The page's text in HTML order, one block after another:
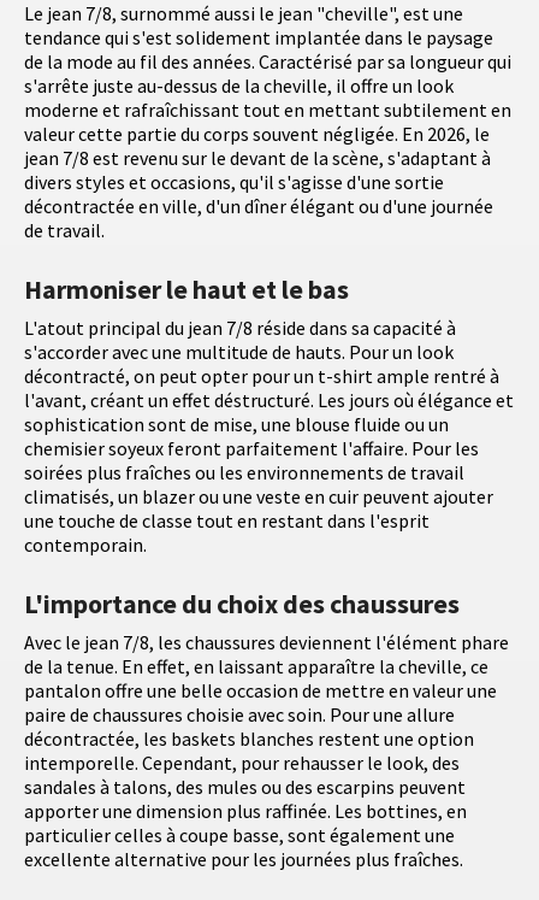
Le jean 7/8, surnommé aussi le jean "cheville", est une
tendance qui s'est solidement implantée dans le paysage
de la mode au fil des années. Caractérisé par sa longueur qui
s'arrête juste au-dessus de la cheville, il offre un look
moderne et rafraîchissant tout en mettant subtilement en
valeur cette partie du corps souvent négligée. En 2026, le
jean 7/8 est revenu sur le devant de la scène, s'adaptant à
divers styles et occasions, qu'il s'agisse d'une sortie
décontractée en ville, d'un dîner élégant ou d'une journée
de travail.
Harmoniser le haut et le bas
L'atout principal du jean 7/8 réside dans sa capacité à
s'accorder avec une multitude de hauts. Pour un look
décontracté, on peut opter pour un t-shirt ample rentré à
l'avant, créant un effet déstructuré. Les jours où élégance et
sophistication sont de mise, une blouse fluide ou un
chemisier soyeux feront parfaitement l'affaire. Pour les
soirées plus fraîches ou les environnements de travail
climatisés, un blazer ou une veste en cuir peuvent ajouter
une touche de classe tout en restant dans l'esprit
contemporain.
L'importance du choix des chaussures
Avec le jean 7/8, les chaussures deviennent l'élément phare
de la tenue. En effet, en laissant apparaître la cheville, ce
pantalon offre une belle occasion de mettre en valeur une
paire de chaussures choisie avec soin. Pour une allure
décontractée, les baskets blanches restent une option
intemporelle. Cependant, pour rehausser le look, des
sandales à talons, des mules ou des escarpins peuvent
apporter une dimension plus raffinée. Les bottines, en
particulier celles à coupe basse, sont également une
excellente alternative pour les journées plus fraîches.